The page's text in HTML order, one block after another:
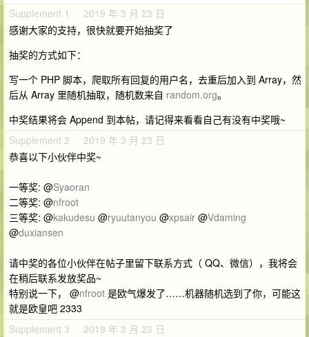
Supplement 1 · 2019 年 3 月 23 日
感谢大家的支持，很快就要开始抽奖了
抽奖的方式如下：
写一个 PHP 脚本，爬取所有回复的用户名，去重后加入到 Array，然
后从 Array 里随机抽取，随机数来自 random.org。
中奖结果将会 Append 到本帖，请记得来看看自己有没有中奖哦~
Supplement 2 · 2019 年 3 月 23 日
恭喜以下小伙伴中奖~
一等奖: @Syaoran
二等奖: @nfroot
三等奖: @kakudesu @ryuutanyou @xpsair @Vdaming
@duxiansen
请中奖的各位小伙伴在帖子里留下联系方式（ QQ、微信），我将会
在稍后联系发放奖品~
特别说一下， @nfroot 是欧气爆发了……机器随机选到了你，可能这
就是欧皇吧 2333
Supplement 3 · 2019 年 3 月 23 日